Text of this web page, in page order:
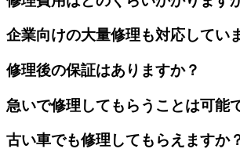
企業向けの大量修理も対応してい
修理後の保証はありますか？
急いで修理してもらうことは可能
古い車でも修理してもらえますか